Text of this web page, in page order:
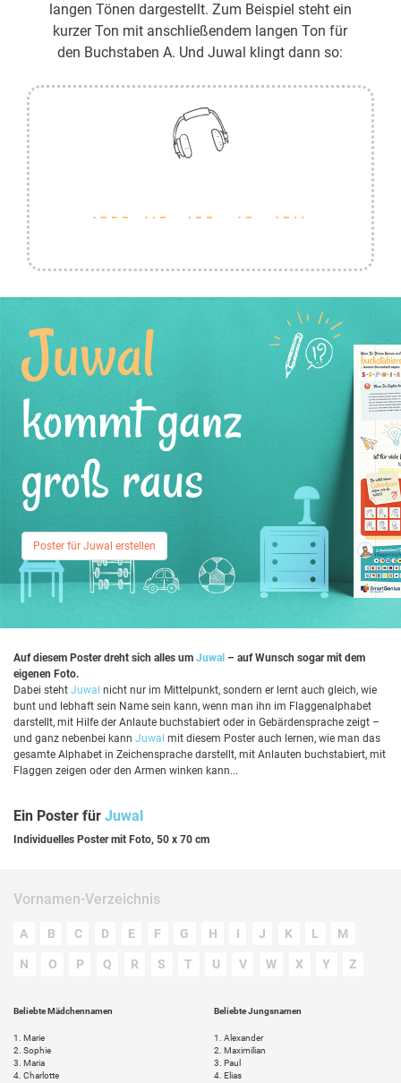
langen Tönen dargestellt. Zum Beispiel steht ein
kurzer Ton mit anschließendem langen Ton für
den Buchstaben A. Und Juwal klingt dann so:
Juwal
kommt ganz
groß raus
Poster für Juwal erstellen
Auf diesem Poster dreht sich alles um Juwal – auf Wunsch sogar mit dem
eigenen Foto.
Dabei steht Juwal nicht nur im Mittelpunkt, sondern er lernt auch gleich, wie
bunt und lebhaft sein Name sein kann, wenn man ihn im Flaggenalphabet
darstellt, mit Hilfe der Anlaute buchstabiert oder in Gebärdensprache zeigt –
und ganz nebenbei kann Juwal mit diesem Poster auch lernen, wie man das
gesamte Alphabet in Zeichensprache darstellt, mit Anlauten buchstabiert, mit
Flaggen zeigen oder den Armen winken kann...
Ein Poster für Juwal
Individuelles Poster mit Foto, 50 x 70 cm
Vornamen-Verzeichnis
A B C D E F G H I J K L M
N O P Q R S T U V W X Y Z
Beliebte Mädchennamen
1.
Marie
2. Sophie
3. Maria
4. Charlotte
Beliebte Jungsnamen
1.
Alexander
2. Maximilian
3. Paul
4. Elias